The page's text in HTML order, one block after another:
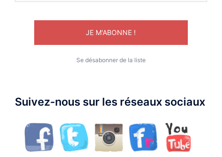
Se désabonner de la liste
Suivez-nous sur les réseaux sociaux